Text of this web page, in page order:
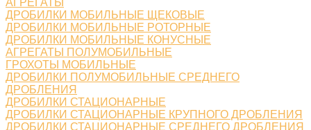
АГРЕГАТЫ
ДРОБИЛКИ МОБИЛЬНЫЕ ЩЕКОВЫЕ
ДРОБИЛКИ МОБИЛЬНЫЕ РОТОРНЫЕ
ДРОБИЛКИ МОБИЛЬНЫЕ КОНУСНЫЕ
АГРЕГАТЫ ПОЛУМОБИЛЬНЫЕ
ГРОХОТЫ МОБИЛЬНЫЕ
ДРОБИЛКИ ПОЛУМОБИЛЬНЫЕ СРЕДНЕГО
ДРОБЛЕНИЯ
ДРОБИЛКИ СТАЦИОНАРНЫЕ
ДРОБИЛКИ СТАЦИОНАРНЫЕ КРУПНОГО ДРОБЛЕНИЯ
ДРОБИЛКИ СТАЦИОНАРНЫЕ СРЕДНЕГО ДРОБЛЕНИЯ